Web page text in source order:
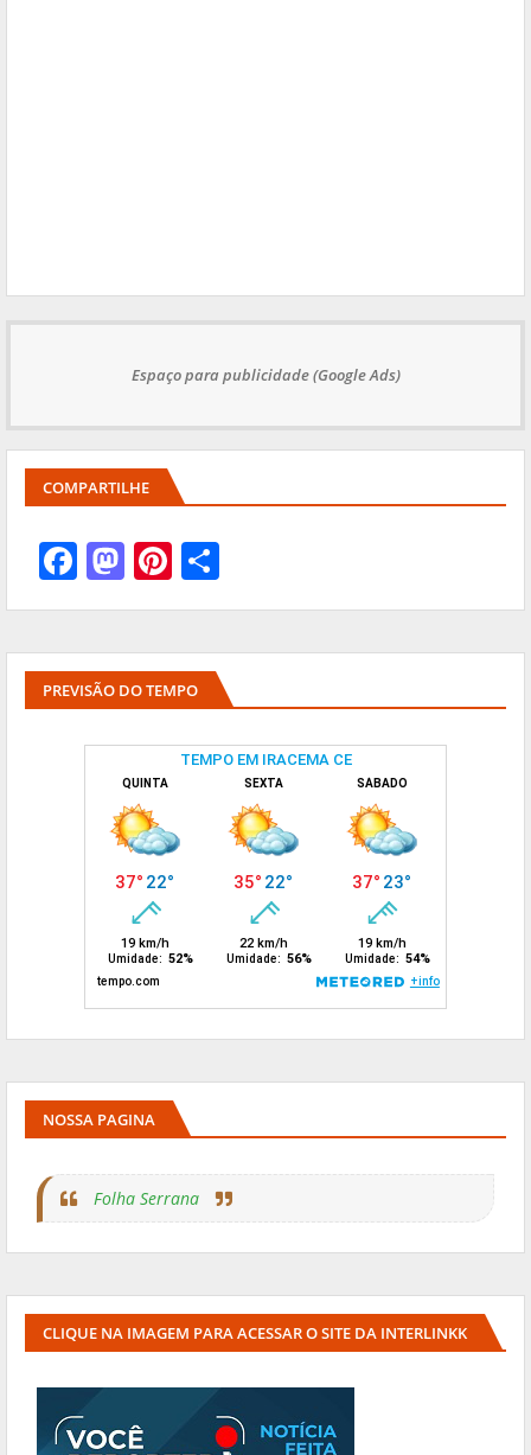
Espaço para publicidade (Google Ads)
COMPARTILHE
PREVISÃO DO TEMPO
NOSSA PAGINA
Folha Serrana
CLIQUE NA IMAGEM PARA ACESSAR O SITE DA INTERLINKK